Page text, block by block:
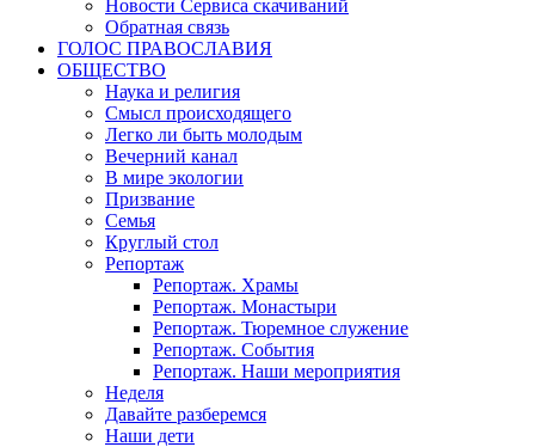
Новости Сервиса скачиваний
Обратная связь
ГОЛОС ПРАВОСЛАВИЯ
ОБЩЕСТВО
Наука и религия
Смысл происходящего
Легко ли быть молодым
Вечерний канал
В мире экологии
Призвание
Семья
Круглый стол
Репортаж
Репортаж. Храмы
Репортаж. Монастыри
Репортаж. Тюремное служение
Репортаж. События
Репортаж. Наши мероприятия
Неделя
Давайте разберемся
Наши дети